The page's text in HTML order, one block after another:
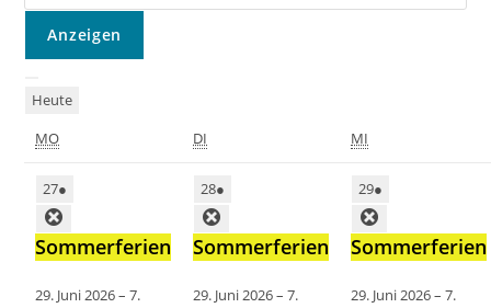
Heute
MO
DI MI
27●
Sommerferien
29. Juni 2026–7.
28●
Sommerferien
29. Juni 2026–7.
29●
Sommerferien
29. Juni 2026–7.